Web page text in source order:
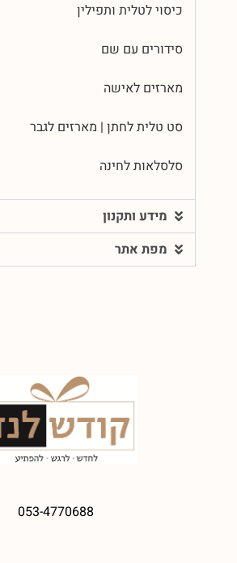
כיסוי לטלית ותפילין
סידורים עם שם
מארזים לאישה
סט טלית לחתן | מארזים לגבר
סלסלאות לחינה
מידע ותקנון
מפת אתר
053-4770688